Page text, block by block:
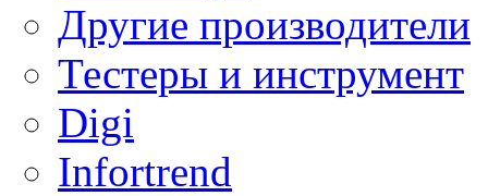
Другие производители
Тестеры и инструмент
Digi
Infortrend